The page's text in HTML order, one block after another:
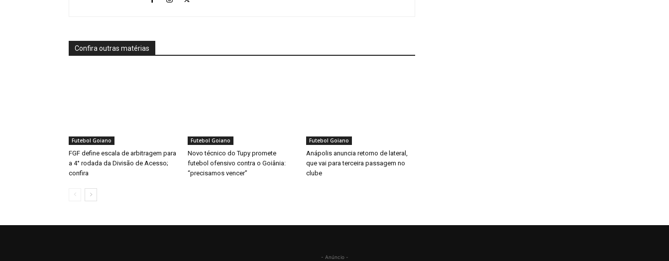
Confira outras matérias
Futebol Goiano
FGF define escala de arbitragem para
a 4° rodada da Divisão de Acesso;
confira
Futebol Goiano
Novo técnico do Tupy promete
futebol ofensivo contra o Goiânia:
“precisamos vencer”
Futebol Goiano
Anápolis anuncia retorno de lateral,
que vai para terceira passagem no
clube
- Anúncio -